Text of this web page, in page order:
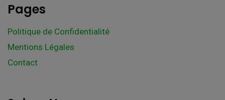
Pages
Politique de Confidentialité
Mentions Légales
Contact